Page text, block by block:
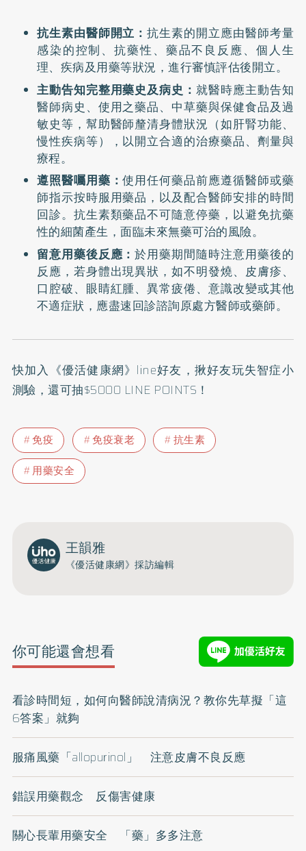
抗生素由醫師開立：抗生素的開立應由醫師考量
感染的控制、抗藥性、藥品不良反應、個人生
理、疾病及用藥等狀況，進行審慎評估後開立。
主動告知完整用藥史及病史：就醫時應主動告知
醫師病史、使用之藥品、中草藥與保健食品及過
敏史等，幫助醫師釐清身體狀況（如肝腎功能、
慢性疾病等），以開立合適的治療藥品、劑量與
療程。
遵照醫囑用藥：使用任何藥品前應遵循醫師或藥
師指示按時服用藥品，以及配合醫師安排的時間
回診。抗生素類藥品不可隨意停藥，以避免抗藥
性的細菌產生，面臨未來無藥可治的風險。
留意用藥後反應：於用藥期間隨時注意用藥後的
反應，若身體出現異狀，如不明發燒、皮膚疹、
口腔破、眼睛紅腫、異常疲倦、意識改變或其他
不適症狀，應盡速回診諮詢原處方醫師或藥師。
快加入 《優活健康網》line好友 ，揪好友玩失智症小
測驗，還可抽$5000 LINE POINTS！
免疫 免疫衰老
抗生素
用藥安全
王韻雅
《優活健康網》採訪編輯
你可能還會想看
看診時間短，如何向醫師說清病況？教你先草擬「這
6答案」就夠
服痛風藥「allopurinol」 注意皮膚不良反應
錯誤用藥觀念 反傷害健康
關心長輩用藥安全 「藥」多多注意